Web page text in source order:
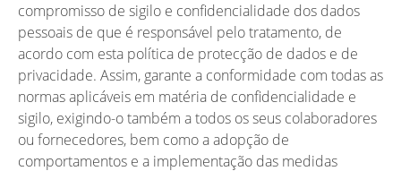
compromisso de sigilo e confidencialidade dos dados
pessoais de que é responsável pelo tratamento, de
acordo com esta política de protecção de dados e de
privacidade. Assim, garante a conformidade com todas as
normas aplicáveis em matéria de confidencialidade e
sigilo, exigindo-o também a todos os seus colaboradores
ou fornecedores, bem como a adopção de
comportamentos e a implementação das medidas